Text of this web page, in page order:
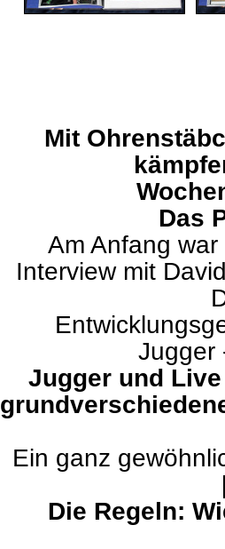
Mit
Das
Am Anfang
Interview mit
Jugger
Jugger und
Ein ganz
Die Regeln: